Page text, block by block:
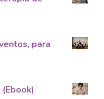
para